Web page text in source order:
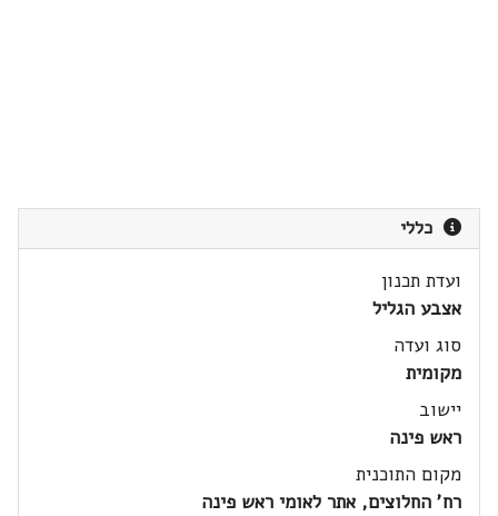
כללי
ועדת תכנון
אצבע הגליל
סוג ועדה
מקומית
יישוב
ראש פינה
מקום התוכנית
רח' החלוצים, אתר לאומי ראש פינה